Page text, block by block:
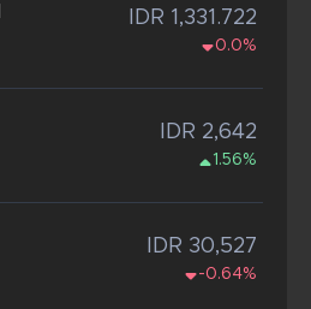
IDR 1,331.722
0.0%
IDR 2,642
1.56%
IDR 30,527
-0.64%